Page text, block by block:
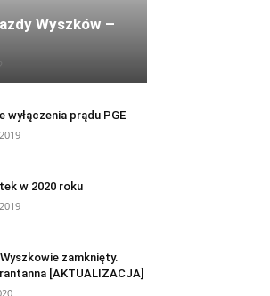
Wyszków –
wyłączenia prądu PGE
w 2020 roku
zamknięty.
[AKTUALIZACJA]